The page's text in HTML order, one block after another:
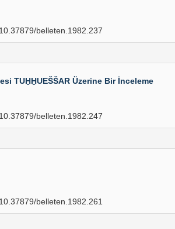
10.37879/belleten.1982.237
TUḪḪUEŠŠAR Üzerine Bir İnceleme
10.37879/belleten.1982.247
10.37879/belleten.1982.261